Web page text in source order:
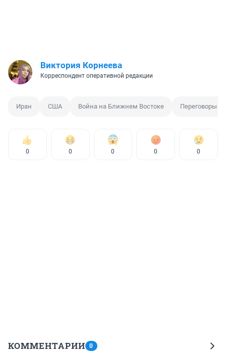
Виктория Корнеева
Корреспондент оперативной редакции
Иран США Война на Ближнем Востоке Переговоры
0 0 0 0 0
КОММЕНТАРИИ 0